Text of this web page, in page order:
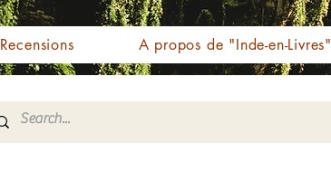
Recensions A propos de "Inde-en-Livres"